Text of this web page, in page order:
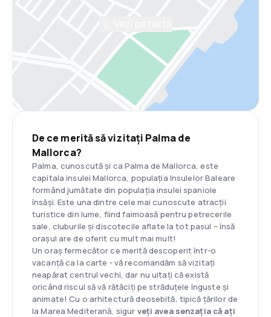
De ce merită să vizitați Palma de
Mallorca?
Palma, cunoscută și ca Palma de Mallorca, este
capitala insulei Mallorca, populația Insulelor Baleare
formând jumătate din populația insulei spaniole
însăși. Este una dintre cele mai cunoscute atracții
turistice din lume, fiind faimoasă pentru petrecerile
sale, cluburile și discotecile aflate la tot pasul – însă
orașul are de oferit cu mult mai mult!
Un oraș fermecător ce merită descoperit într-o
vacanță ca la carte - vă recomandăm să vizitați
neapărat centrul vechi, dar nu uitați că există
oricând riscul să vă rătăciți pe străduțele înguste și
animate! Cu o arhitectură deosebită, tipică țărilor de
la Marea Mediterană, sigur veți avea senzația că ați